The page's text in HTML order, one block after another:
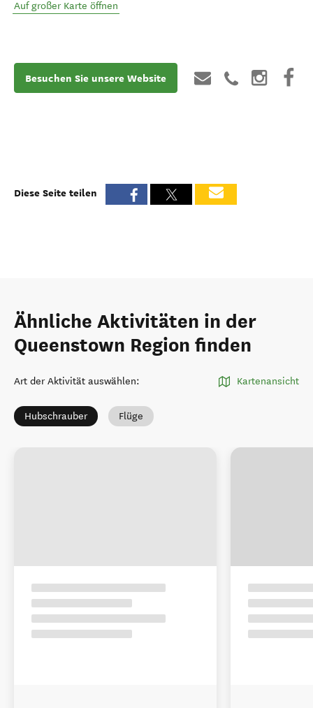
Auf großer Karte öffnen
Besuchen Sie unsere Website
Diese Seite teilen
Ähnliche Aktivitäten in der
Queenstown Region finden
Art der Aktivität auswählen: Kartenansicht
Hubschrauber Flüge